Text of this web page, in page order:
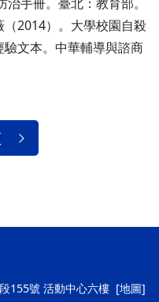
2014）。大學校園自殺
文本。中華輔導與諮商
155號 活動中心六樓 [地圖]